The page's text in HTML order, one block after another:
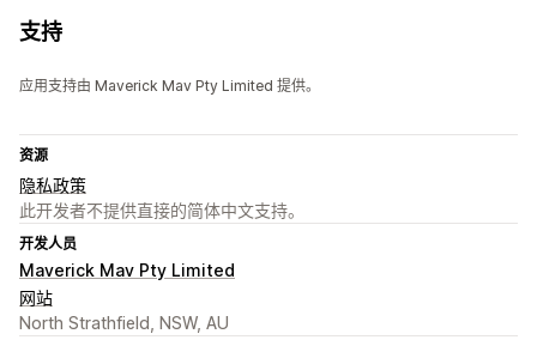
支持
应用支持由 Maverick Mav Pty Limited 提供。
资源
隐私政策
此开发者不提供直接的简体中文支持。
开发人员
Maverick Mav Pty Limited
网站
North Strathfield, NSW, AU